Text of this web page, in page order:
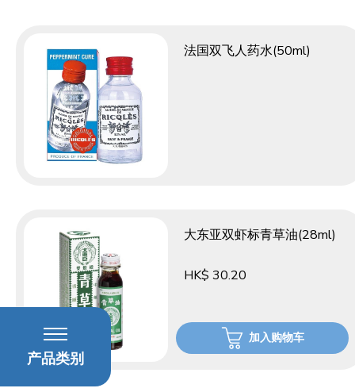
法国双飞人药水(50ml)
大东亚双虾标青草油(28ml)
HK$ 30.20
加入购物车
产品类别